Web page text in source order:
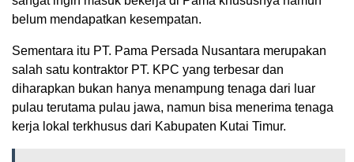
belum mendapatkan kesempatan.
Sementara itu PT. Pama Persada Nusantara merupakan
salah satu kontraktor PT. KPC yang terbesar dan
diharapkan bukan hanya menampung tenaga dari luar
pulau terutama pulau jawa, namun bisa menerima tenaga
kerja lokal terkhusus dari Kabupaten Kutai Timur.